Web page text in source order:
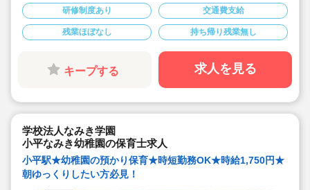
★時給1,750円、別途交通費支給！
★フリー保育士としてご勤務いただく予定です
研修制度あり 交通費支給
残業ほぼなし 持ち帰り残業無し
キープする 求人を見る
学校法人なみき学園
小平なみき幼稚園の保育士求人
小平駅★幼稚園の預かり保育★時短勤務OK★時給1,750円★
朝ゆっくりしたい方必見！